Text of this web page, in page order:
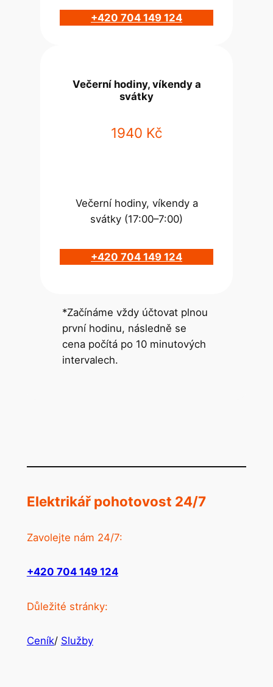
+420 704 149 124
Večerní hodiny, víkendy a
svátky
1940 Kč
Večerní hodiny, víkendy a
svátky (17:00–7:00)
+420 704 149 124
*Začínáme vždy účtovat plnou
první hodinu, následně se
cena počítá po 10 minutových
intervalech.
Elektrikář pohotovost 24/7
Zavolejte nám 24/7:
+420 704 149 124
Důležité stránky:
Ceník/ Služby